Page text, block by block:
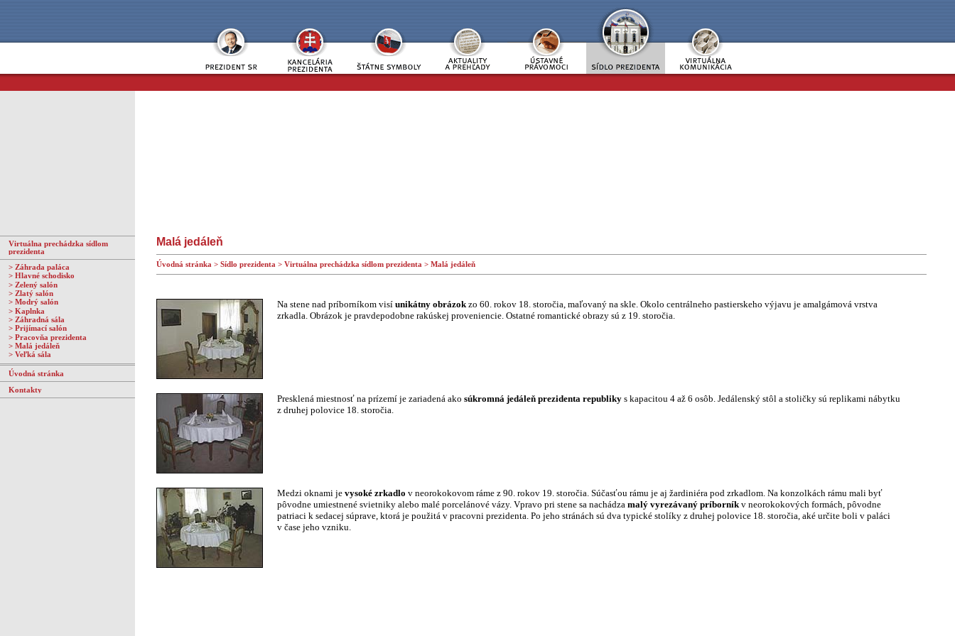
Virtuálna prechádzka sídlom
prezidenta
> Záhrada paláca
> Hlavné schodisko
> Zelený salón
> Zlatý salón
> Modrý salón
> Kaplnka
> Záhradná sála
> Prijímací salón
> Pracovňa prezidenta
> Malá jedáleň
> Veľká sála
Úvodná stránka
Kontakty
Malá jedáleň
Úvodná stránka > Sídlo prezidenta > Virtuálna prechádzka sídlom prezidenta > Malá jedáleň
Na stene nad príborníkom visí unikátny obrázokzo 60. rokov 18. storočia, maľovaný na skle. Okolo centrálneho pastierskeho výjavu je amalgámová vrstva
zrkadla. Obrázok je pravdepodobne rakúskej proveniencie. Ostatné romantické obrazy sú z 19. storočia.
Presklená miestnosť na prízemí je zariadená ako súkromná jedáleň prezidenta republiky s kapacitou 4 až 6 osôb. Jedálenský stôl a stoličky sú replikami nábytku
z druhej polovice 18. storočia.
Medzi oknami je vysoké zrkadlo v neorokokovom ráme z 90. rokov 19. storočia. Súčasťou rámu je aj žardiniéra pod zrkadlom. Na konzolkách rámu mali byť
pôvodne umiestnené svietniky alebo malé porcelánové vázy. Vpravo pri stene sa nachádza malý vyrezávaný príborníkv neorokokových formách, pôvodne
patriaci k sedacej súprave, ktorá je použitá v pracovni prezidenta. Po jeho stránách sú dva typické stolíky z druhej polovice 18. storočia, aké určite boli v paláci
v čase jeho vzniku.